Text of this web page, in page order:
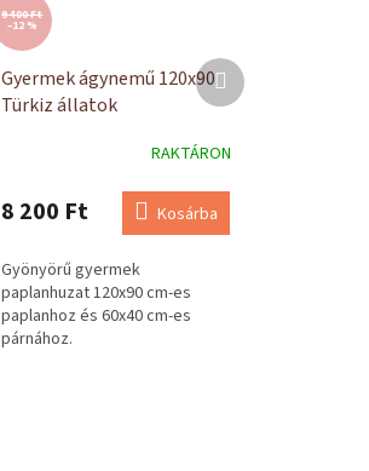
9 400 Ft
–12 %
Gyermek ágynemű 120x90
Türkiz állatok
RAKTÁRON
8 200 Ft Kosárba
Gyönyörű gyermek
paplanhuzat 120x90 cm-es
paplanhoz és 60x40 cm-es
párnához.
Következő
termék